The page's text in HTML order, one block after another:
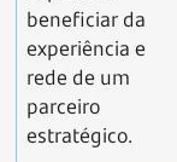
beneficiar da
experiência e
rede de um
parceiro
estratégico.